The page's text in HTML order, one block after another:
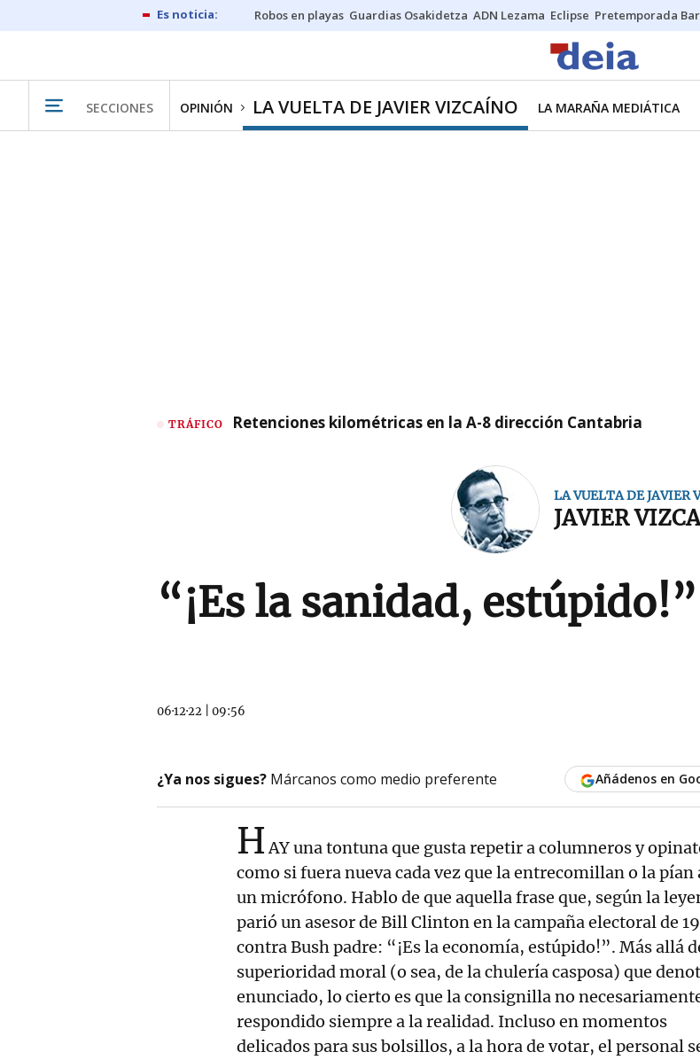
Robos en playas Guardias Osakidetza ADN Lezama Eclipse Pretemporada
SECCIONES OPINIÓN LA VUELTA DE JAVIER VIZCAÍNO LA MARAÑA MEDIÁTICA
TRÁFICO Retenciones kilométricas en la A-8 dirección Cantabria
LA VUELTA DE JAVIER
JAVIER
“¡Es la sanidad, estúpido!”
06·12·22 09:56
¿Ya nos sigues? Márcanos como medio preferente Añádenos en
H AY una tontuna que gusta repetir a columneros y
como si fuera nueva cada vez que la entrecomillan o la pían
un micrófono. Hablo de que aquella frase que, según la
parió un asesor de Bill Clinton en la campaña electoral de
contra Bush padre: “¡Es la economía, estúpido!”. Más allá
superioridad moral (o sea, de la chulería casposa) que
enunciado, lo cierto es que la consignilla no
respondido siempre a la realidad. Incluso en momentos
delicados para sus bolsillos, a la hora de votar, el personal